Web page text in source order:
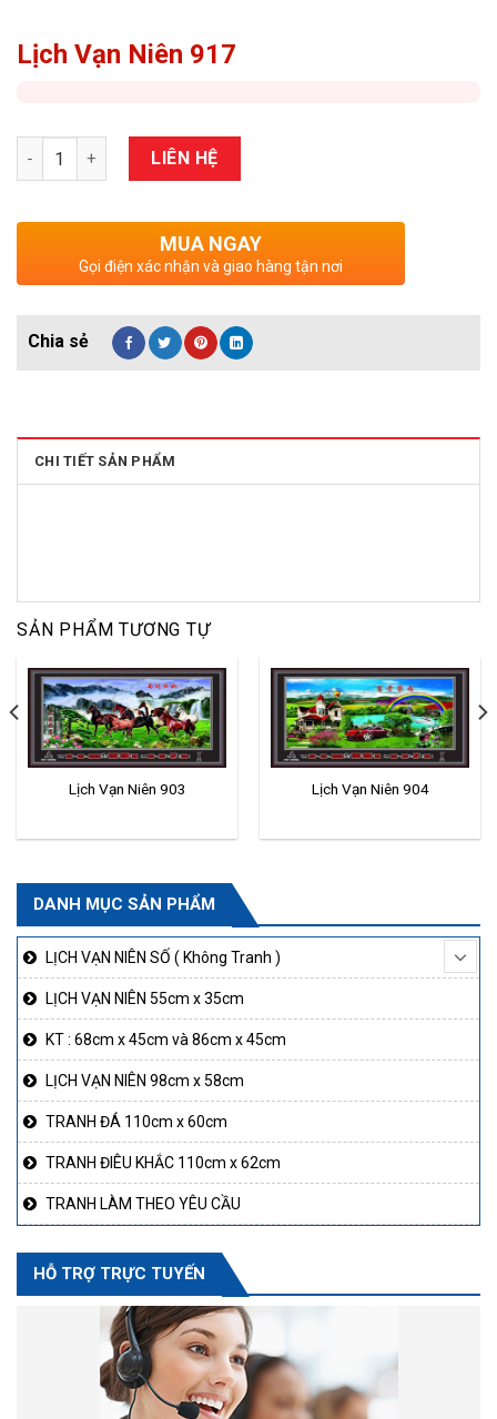
DANH MỤC SẢN PHẨM
LỊCH VẠN NIÊN SỐ ( Không Tranh )
LỊCH VẠN NIÊN 55cm x 35cm
KT : 68cm x 45cm và 86cm x 45cm
LỊCH VẠN NIÊN 98cm x 58cm
TRANH ĐÁ 110cm x 60cm
TRANH ĐIÊU KHẮC 110cm x 62cm
TRANH LÀM THEO YÊU CẦU
HỖ TRỢ TRỰC TUYẾN
Lịch Vạn Niên 917
Số lượng LIÊN HỆ
MUA NGAY
Gọi điện xác nhận và giao hàng tận nơi
CHI TIẾT SẢN PHẨM
SẢN PHẨM TƯƠNG TỰ
Lịch Vạn Niên 903 Lịch Vạn Niên 904